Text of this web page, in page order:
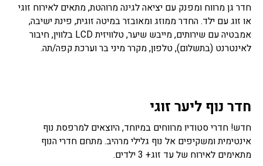
חדר גן מרווח ומפנק עם יציאה לגינה מרוהטת, מתאים לאירוח זוגי
או זוג עם ילד. החדר ממוזג ומאובזר במיטה זוגית, פינת ישיבה,
אמבטיה עם שירותים, מייבש שיער, טלוויזית LCD בלווין, חיבור
לאינטרנט (בתשלום), טלפון, מקרר מיני בר וערכת קפה/תה.
חדר נוף ליער זוגי
חדש! חדרי סטודיו מרווחים במיוחד, היוצאים למרפסת נוף
אינטימית ומשקיפים אל נוף גלילי מרהיב. מתחם חדרי הנוף
מתאימים לאירוח של עד זוג+ 3 ילדים.